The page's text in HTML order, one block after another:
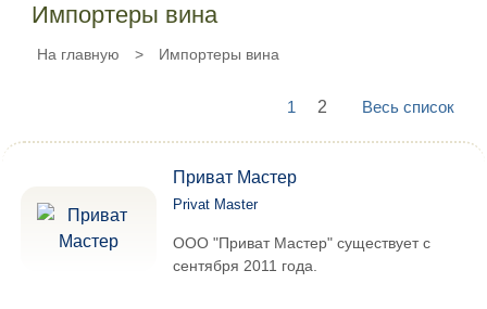
Импортеры вина
На главную > Импортеры вина
1 2 Весь список
Приват Мастер
Privat Master
ООО "Приват Мастер" существует с
сентября 2011 года.